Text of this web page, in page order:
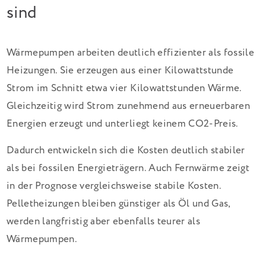
sind
Wärmepumpen arbeiten deutlich effizienter als fossile
Heizungen. Sie erzeugen aus einer Kilowattstunde
Strom im Schnitt etwa vier Kilowattstunden Wärme.
Gleichzeitig wird Strom zunehmend aus erneuerbaren
Energien erzeugt und unterliegt keinem CO2-Preis.
Dadurch entwickeln sich die Kosten deutlich stabiler
als bei fossilen Energieträgern. Auch Fernwärme zeigt
in der Prognose vergleichsweise stabile Kosten.
Pelletheizungen bleiben günstiger als Öl und Gas,
werden langfristig aber ebenfalls teurer als
Wärmepumpen.